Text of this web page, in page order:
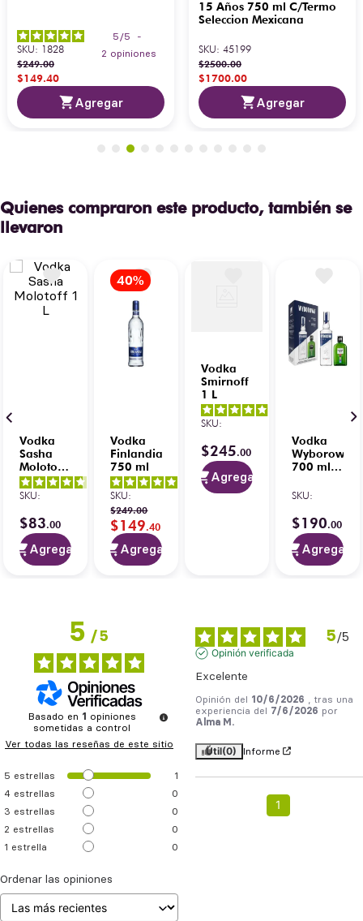
5 /5
-
2 opiniones
SKU: 1828
$249.00
$149.40
Agregar
15 Años 750 ml C/Termo
Seleccion Mexicana
SKU: 45199
$2500.00
$1700.00
Agregar
Quienes compraron este producto, también se
llevaron
Vodka
Sasha
Molotoff
1 L
4.7/ 5 -
19opiniones
SKU:
$83.00
Agregar
Vodka
Finlandia
750 ml
5/ 5-
SKU:
$249.00
$149.40
Agregar
Vodka
Smirnoff
1 L
SKU:
$245.00
Agregar
Vodka
Wyborowa
700 ml
200 ml
SKU:
$190.00
Agregar
5/5
Basado en 1
opiniones
sometidas a control
Ver todas las reseñas de este sitio
5 estrellas
1
4 estrellas
0
3 estrellas
0
2 estrellas
0
1 estrella 0
Ordenar las opiniones
5/5
Opinión verificada
Excelente
Opinión del 10/6/2026
, tras una
experiencia del 7/6/2026 por
Alma M.
Útil(0) Informe
1